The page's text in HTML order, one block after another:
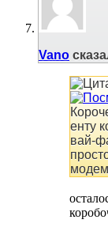
Vano
енту
вай-